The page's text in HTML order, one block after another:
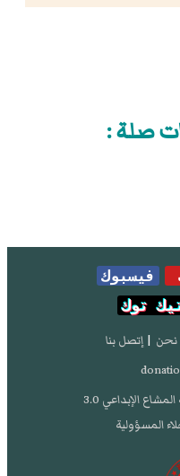
صلة :
فيسبوك
توك
| إتصل بنا
الإبداعي 3.0
المسؤولية